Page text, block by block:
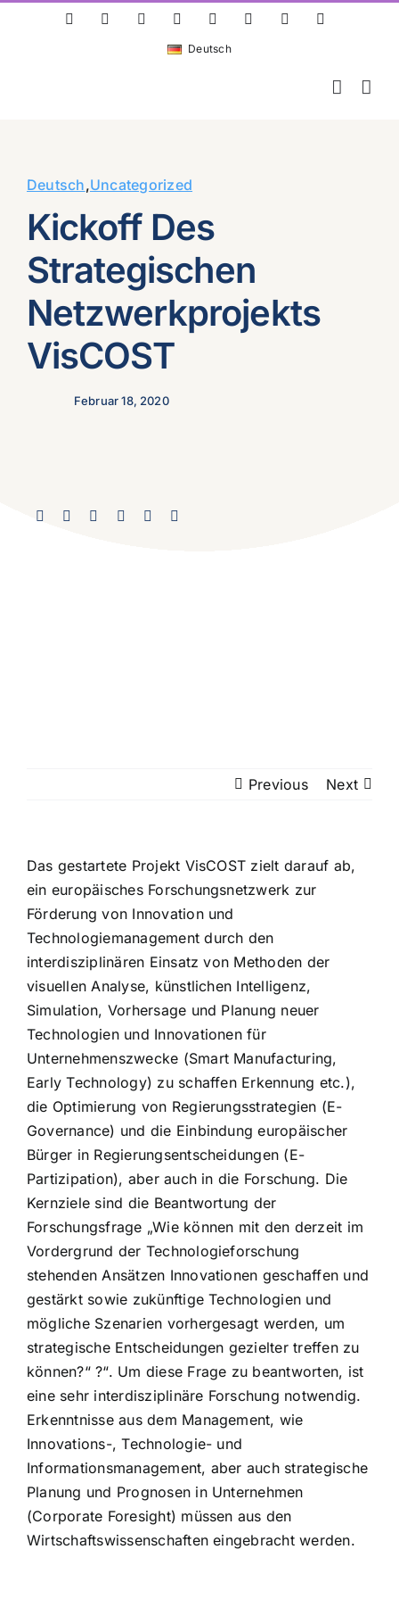
ResearchGate
LinkedInBluesky InstagramFacebookYouTube
Deutsch
Deutsch,Uncategorized
Kickoff Des
Strategischen
Netzwerkprojekts
VisCOST
Februar 18, 2020
Previous Next
Das gestartete Projekt VisCOST zielt darauf ab,
ein europäisches Forschungsnetzwerk zur
Förderung von Innovation und
Technologiemanagement durch den
interdisziplinären Einsatz von Methoden der
visuellen Analyse, künstlichen Intelligenz,
Simulation, Vorhersage und Planung neuer
Technologien und Innovationen für
Unternehmenszwecke (Smart Manufacturing,
Early Technology) zu schaffen Erkennung etc.),
die Optimierung von Regierungsstrategien (E-
Governance) und die Einbindung europäischer
Bürger in Regierungsentscheidungen (E-
Partizipation), aber auch in die Forschung. Die
Kernziele sind die Beantwortung der
Forschungsfrage „Wie können mit den derzeit im
Vordergrund der Technologieforschung
stehenden Ansätzen Innovationen geschaffen und
gestärkt sowie zukünftige Technologien und
mögliche Szenarien vorhergesagt werden, um
strategische Entscheidungen gezielter treffen zu
können?“ ?“. Um diese Frage zu beantworten, ist
eine sehr interdisziplinäre Forschung notwendig.
Erkenntnisse aus dem Management, wie
Innovations-, Technologie- und
Informationsmanagement, aber auch strategische
Planung und Prognosen in Unternehmen
(Corporate Foresight) müssen aus den
Wirtschaftswissenschaften eingebracht werden.